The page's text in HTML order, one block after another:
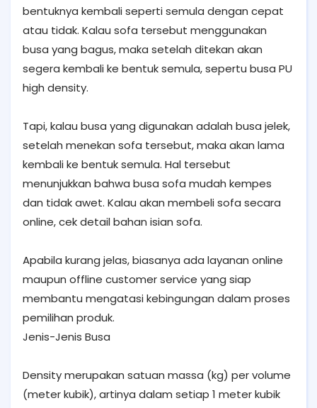
bentuknya kembali seperti semula dengan cepat
atau tidak. Kalau sofa tersebut menggunakan
busa yang bagus, maka setelah ditekan akan
segera kembali ke bentuk semula, sepertu busa PU
high density.
Tapi, kalau busa yang digunakan adalah busa jelek,
setelah menekan sofa tersebut, maka akan lama
kembali ke bentuk semula. Hal tersebut
menunjukkan bahwa busa sofa mudah kempes
dan tidak awet. Kalau akan membeli sofa secara
online, cek detail bahan isian sofa.
Apabila kurang jelas, biasanya ada layanan online
maupun offline customer service yang siap
membantu mengatasi kebingungan dalam proses
pemilihan produk.
Jenis-Jenis Busa
Density merupakan satuan massa (kg) per volume
(meter kubik), artinya dalam setiap 1 meter kubik